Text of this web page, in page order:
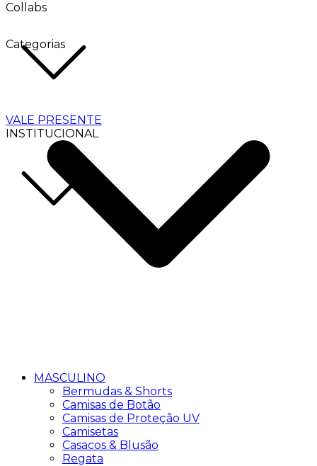
Collabs
VALE PRESENTE
INSTITUCIONAL
Categorias
MASCULINO
Bermudas & Shorts
Camisas de Botão
Camisas de Proteção UV
Camisetas
Casacos & Blusão
Regata